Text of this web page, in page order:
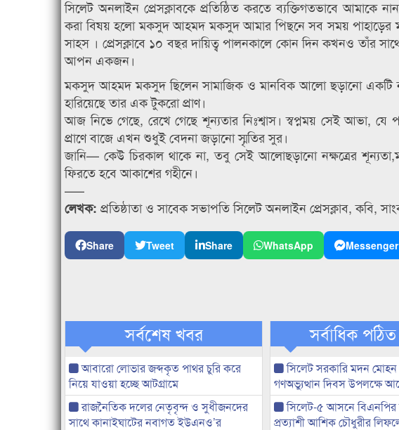
সিলেট অনলাইন প্রেসক্লাবকে প্রতিষ্ঠিত করতে ব্যক্তিগতভাবে আমাকে
করা বিষয় হলো মকসুদ আহমদ মকসুদ আমার পিছনে সব সময় পাহাড়ের
সাহস । প্রেসক্লাবে ১০ বছর দায়িত্ব পালনকালে কোন দিন কখনও তাঁর
আপন একজন।
মকসুদ আহমদ মকসুদ ছিলেন সামাজিক ও মানবিক আলো ছড়ানো একটি
হারিয়েছে তার এক টুকরো প্রাণ।
আজ নিভে গেছে, রেখে গেছে শূন্যতার নিঃশ্বাস। স্বপ্নময় সেই আভা,
প্রাণে বাজে এখন শুধুই বেদনা জড়ানো স্মৃতির সুর।
জানি— কেউ চিরকাল থাকে না, তবু সেই আলোছড়ানো নক্ষত্রের
ফিরতে হবে আকাশের গহীনে।
—–
লেখক: প্রতিষ্ঠাতা ও সাবেক সভাপতি সিলেট অনলাইন প্রেসক্লাব, কবি,
Share Tweet Share WhatsApp Messenger
সর্বশেষ খবর
আবারো লোভার জব্দকৃত পাথর চুরি করে
নিয়ে যাওয়া হচ্ছে আটগ্রামে
রাজনৈতিক দলের নেতৃবৃন্দ ও সুধীজনদের
সাথে কানাইঘাটের নবাগত ইউএনও’র
সর্বাধিক
সিলেট সরকারি মদন
গণঅভ্যুত্থান দিবস উপলক্ষে
সিলেট-৫ আসনে
প্রত্যাশী আশিক চৌধুরীর